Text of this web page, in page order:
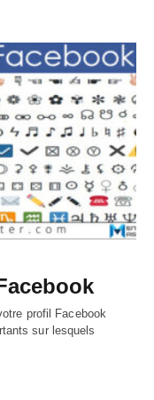
profil Facebook
sur lesquels